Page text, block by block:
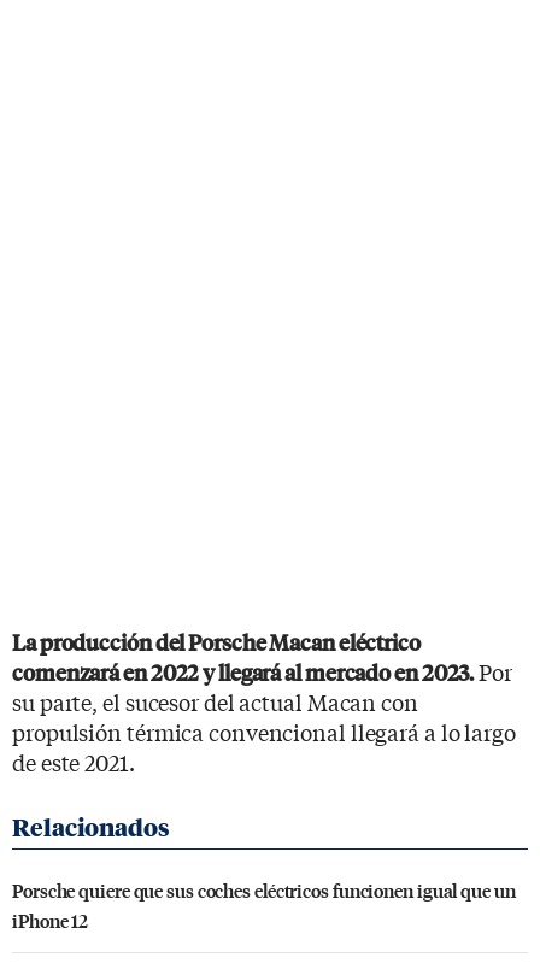
La producción del Porsche Macan eléctrico
comenzará en 2022 y llegará al mercado en 2023.Por
su parte, el sucesor del actual Macan con
propulsión térmica convencional llegará a lo largo
de este 2021.
Porsche quiere que sus coches eléctricos funcionen igual que un
iPhone 12